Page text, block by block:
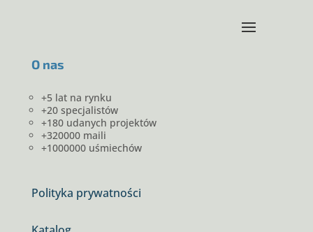
O nas
+5 lat na rynku
+20 specjalistów
+180 udanych projektów
+320000 maili
+1000000 uśmiechów
Polityka prywatności